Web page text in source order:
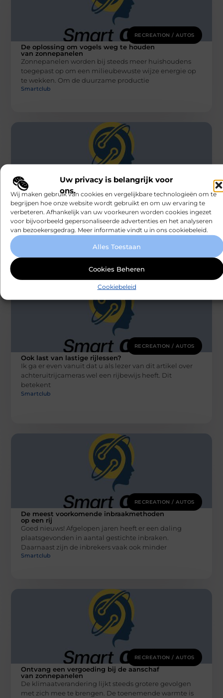
Uw privacy is belangrijk voor
ons.
Wij maken gebruik van cookies en vergelijkbare technologieën om te
begrijpen hoe onze website wordt gebruikt en om uw ervaring te
verbeteren. Afhankelijk van uw voorkeuren worden cookies ingezet
voor bijvoorbeeld gepersonaliseerde advertenties en het analyseren
van bezoekersgedrag. Meer informatie vindt u in ons cookiebeleid.
Alles Toestaan
Cookies Beheren
Cookiebeleid
RECREATION / AUTOS
De oplossing om vogels weg te houden
van zonnepanelen
Zonnepanelen worden bij steeds meer huishoudens
toegepast op om een milieubewuste wijze energie op
te wekken. Om de duurzame productie
Smartclub
RECREATION / AUTOS
De voordelen van het inhuren van een
deejay
Nu het eindelijk weer mag, wordt er (uiteraard) volop
gefeest. Studenten hervatten hun wekelijkse
feestweekenden en verjaardagen worden uitgebreider
RECREATION / AUTOS
Ook last van lastige rijlessen?
Ik ga er even vanuit dat u als lezer van dit artikel over
achteruitrijcameras wel een rijbewijs heeft. Dit
betekent
Smartclub
RECREATION / AUTOS
De meest voorkomende inbraakmethoden
op een rij
Goed nieuws! Afgelopen jaren heeft er een daling
plaatsgevonden in aantal gestichte inbraken.
Daarnaast zijn de inbrekers vaak ook minder
Smartclub
RECREATION / AUTOS
Ontvang een vergoeding bij de aanschaf
van zonnepanelen
De klimaatverandering lijkt steeds grotere gevolgen
met zich mee te brengen. De toenemende warmte is